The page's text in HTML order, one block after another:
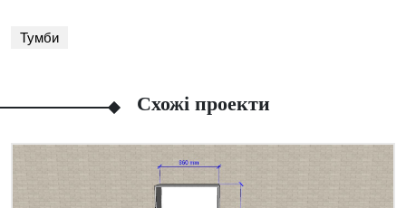
TelegramWhatsApp
Pinterest
Тумби
Схожі проекти